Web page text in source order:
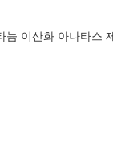
이산화 아나타스